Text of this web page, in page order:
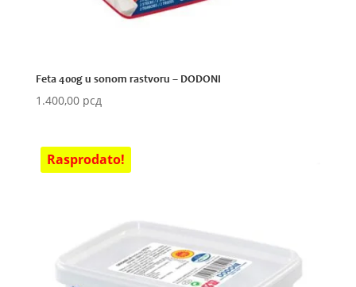
Feta 400g u sonom rastvoru – DODONI
1.400,00 рсд